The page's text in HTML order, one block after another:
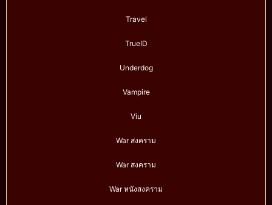
Travel
TrueID
Underdog
Vampire
Viu
War สงคราม
War สงคราม
War หนังสงคราม